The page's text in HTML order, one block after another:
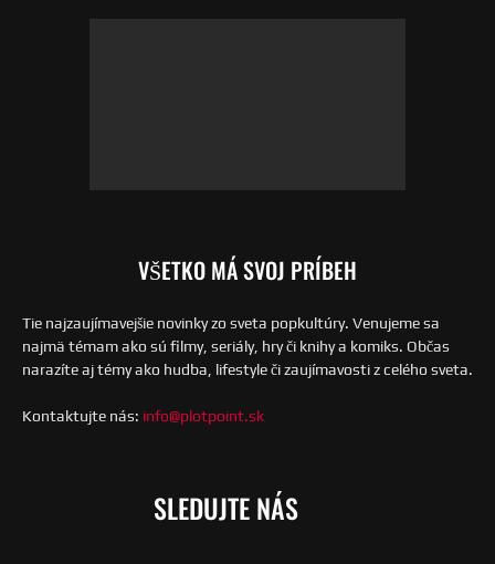
VŠETKO MÁ SVOJ PRÍBEH
Tie najzaujímavejšie novinky zo sveta popkultúry. Venujeme sa
najmä témam ako sú filmy, seriály, hry či knihy a komiks. Občas
narazíte aj témy ako hudba, lifestyle či zaujímavosti z celého sveta.
Kontaktujte nás: info@plotpoint.sk
SLEDUJTE NÁS